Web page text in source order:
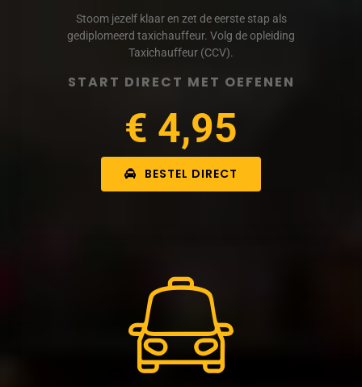
Stoom jezelf klaar en zet de eerste stap als
gediplomeerd taxichauffeur. Volg de opleiding
Taxichauffeur (CCV).
START DIRECT MET OEFENEN
€ 4,95
BESTEL DIRECT